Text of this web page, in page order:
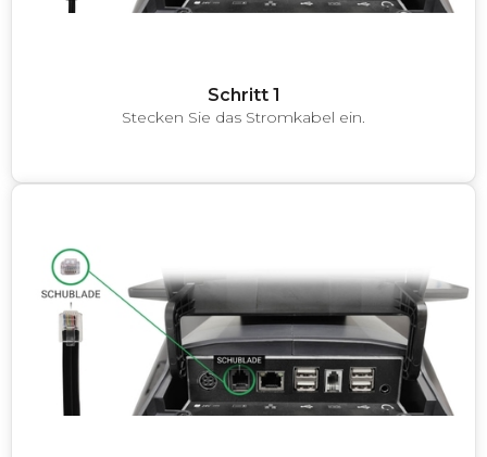
Schritt 1
Stecken Sie das Stromkabel ein.